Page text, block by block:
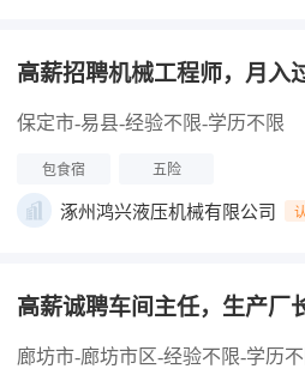
高薪招聘机械工程师，月入
保定市-易县-经验不限-学历不限
包食宿 五险
涿州鸿兴液压机械有限公司
高薪诚聘车间主任，生产厂
廊坊市-廊坊市区-经验不限-学历